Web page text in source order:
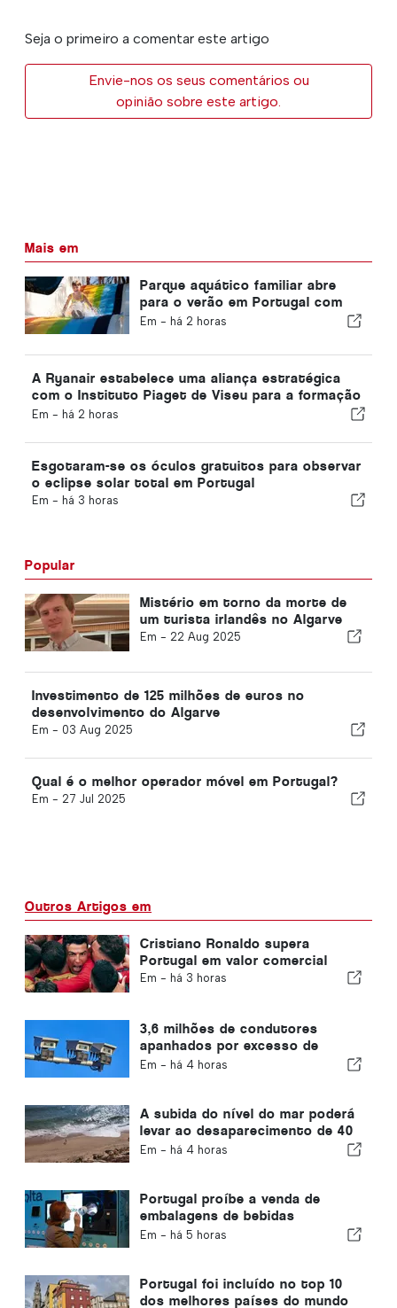
Seja o primeiro a comentar este artigo
Envie-nos os seus comentários ou
opinião sobre este artigo.
Mais em
Parque aquático familiar abre
para o verão em Portugal com
bilhetes a 2 €
Em - há 2 horas
A Ryanair estabelece uma aliança estratégica
com o Instituto Piaget de Viseu para a formação
no setor da aviação em Portugal
Em - há 2 horas
Esgotaram-se os óculos gratuitos para observar
o eclipse solar total em Portugal
Em - há 3 horas
Popular
Mistério em torno da morte de
um turista irlandês no Algarve
Em - 22 Aug 2025
Investimento de 125 milhões de euros no
desenvolvimento do Algarve
Em - 03 Aug 2025
Qual é o melhor operador móvel em Portugal?
Em - 27 Jul 2025
Outros Artigos em
Cristiano Ronaldo supera
Portugal em valor comercial
Em - há 3 horas
3,6 milhões de condutores
apanhados por excesso de
velocidade em Portugal nos
Em - há 4 horas
A subida do nível do mar poderá
levar ao desaparecimento de 40
por cento das praias de
Em - há 4 horas
Portugal proíbe a venda de
embalagens de bebidas
descartáveis sem o selo «Volta»
Em - há 5 horas
Portugal foi incluído no top 10
dos melhores países do mundo